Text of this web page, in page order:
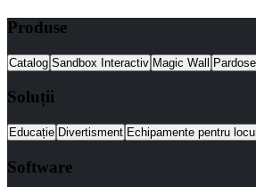
Produse
Catalog Sandbox Interactiv Magic Wall
Soluții
Educație Divertisment Echipamente pentru
Software